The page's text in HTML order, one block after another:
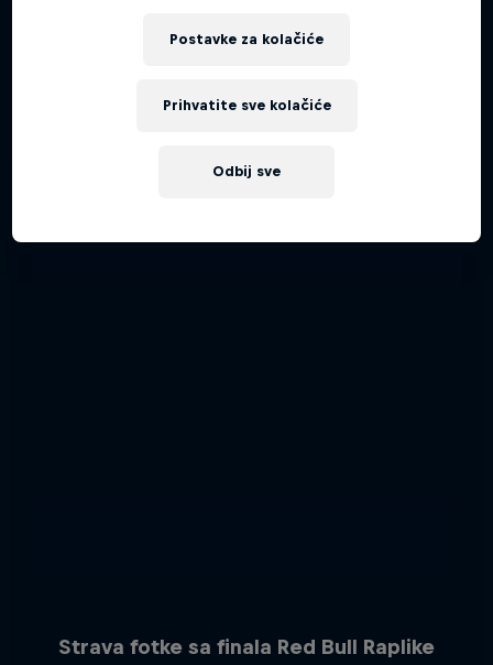
Red Bull RapLika 2021.
MC BATTLE
Strava fotke sa finala Red Bull Raplike
Postavke za kolačiće
Odbij sve
Prihvatite sve kolačiće